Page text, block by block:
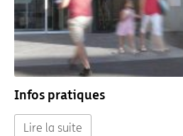
Infos pratiques
Lire la suite